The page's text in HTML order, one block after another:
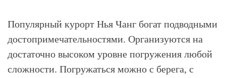
Популярный курорт Нья Чанг богат подводными
достопримечательностями. Организуются на
достаточно высоком уровне погружения любой
сложности. Погружаться можно с берега, с